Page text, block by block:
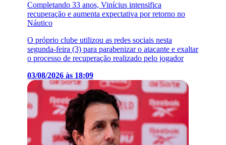
Completando 33 anos, Vinícius intensifica
recuperação e aumenta expectativa por retorno no
Náutico
O próprio clube utilizou as redes sociais nesta
segunda-feira (3) para parabenizar o atacante e exaltar
o processo de recuperação realizado pelo jogador
03/08/2026 às 18:09